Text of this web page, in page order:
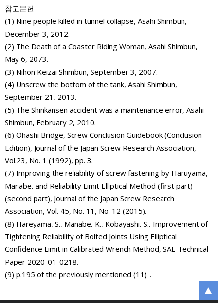
참고문헌
(1) Nine people killed in tunnel collapse, Asahi Shimbun,
December 3, 2012.
(2) The Death of a Coaster Riding Woman, Asahi Shimbun,
May 6, 2073.
(3) Nihon Keizai Shimbun, September 3, 2007.
(4) Unscrew the bottom of the tank, Asahi Shimbun,
September 21, 2013.
(5) The Shinkansen accident was a maintenance error, Asahi
Shimbun, February 2, 2010.
(6) Ohashi Bridge, Screw Conclusion Guidebook (Conclusion
Edition), Journal of the Japan Screw Research Association,
Vol.23, No. 1 (1992), pp. 3.
(7) Improving the reliability of screw fastening by Haruyama,
Manabe, and Reliability Limit Elliptical Method (first part)
(second part), Journal of the Japan Screw Research
Association, Vol. 45, No. 11, No. 12 (2015).
(8) Hareyama, S., Manabe, K., Kobayashi, S., Improvement of
Tightening Reliability of Bolted Joints Using Elliptical
Confidence Limit in Calibrated Wrench Method, SAE Technical
Paper 2020-01-0218.
(9) p.195 of the previously mentioned (11)．